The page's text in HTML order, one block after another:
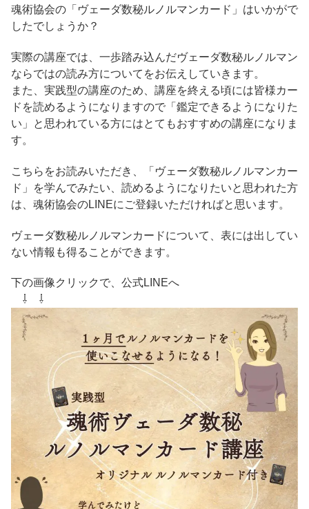
魂術協会の「ヴェーダ数秘ルノルマンカード」はいかがで
したでしょうか？
実際の講座では、一歩踏み込んだヴェーダ数秘ルノルマン
ならではの読み方についてをお伝えしていきます。
また、実践型の講座のため、講座を終える頃には皆様カー
ドを読めるようになりますので「鑑定できるようになりた
い」と思われている方にはとてもおすすめの講座になりま
す。
こちらをお読みいただき、「ヴェーダ数秘ルノルマンカー
ド」を学んでみたい、読めるようになりたいと思われた方
は、魂術協会のLINEにご登録いただければと思います。
ヴェーダ数秘ルノルマンカードについて、表には出してい
ない情報も得ることができます。
下の画像クリックで、公式LINEへ
⇩ ⇩